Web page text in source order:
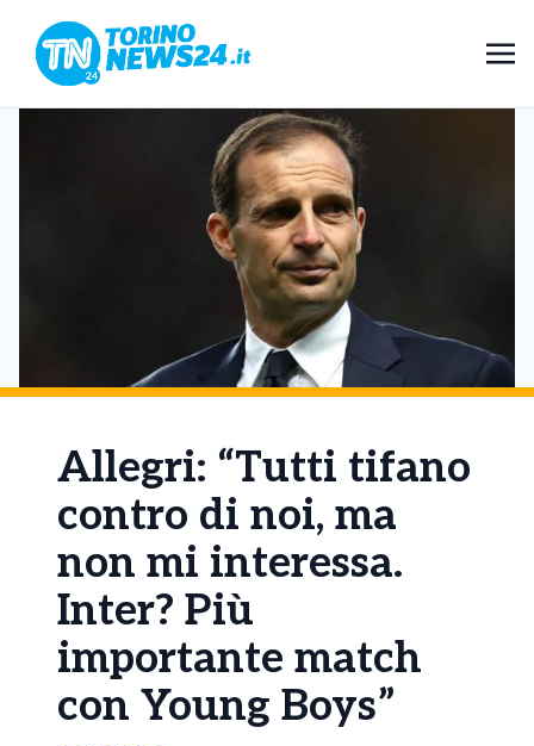
Allegri: “Tutti tifano
contro di noi, ma
non mi interessa.
Inter? Più
importante match
con Young Boys”